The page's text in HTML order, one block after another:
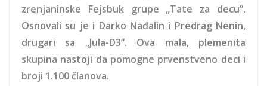
zrenjaninske Fejsbuk grupe „Tate za decu”.
Osnovali su je i Darko Nađalin i Predrag Nenin,
drugari sa „Jula-D3”. Ova mala, plemenita
skupina nastoji da pomogne prvenstveno deci i
broji 1.100 članova.